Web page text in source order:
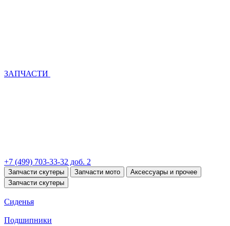
ЗАПЧАСТИ
+7 (499) 703-33-32 доб. 2
Запчасти скутеры Запчасти мото
Аксессуары и прочее
Запчасти скутеры
Сиденья
Подшипники